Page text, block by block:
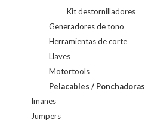
Kit destornilladores
Generadores de tono
Herramientas de corte
Llaves
Motortools
Pelacables / Ponchadoras
Imanes
Jumpers